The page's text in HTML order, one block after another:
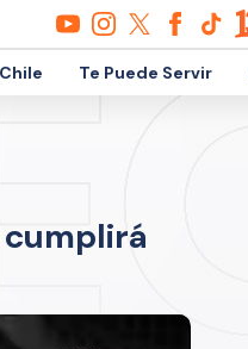
Chile Te Puede Servir
cumplirá